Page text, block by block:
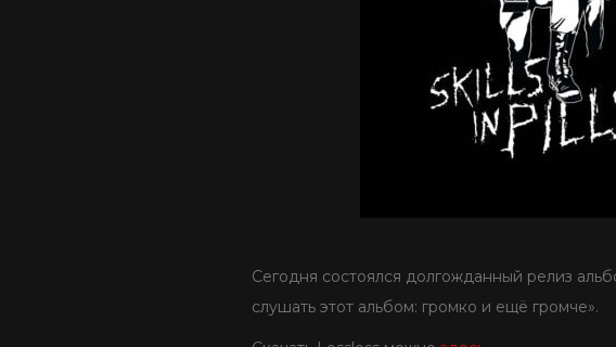
Сегодня состоялся долгожданный релиз
слушать этот альбом: громко и ещё громче».